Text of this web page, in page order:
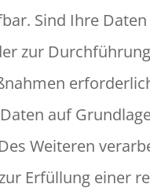
Sind Ihre
zur Durchführung
auf
Weiteren
Erfüllung einer